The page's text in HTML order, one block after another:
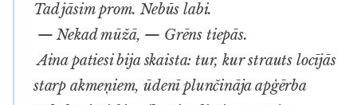
Tad jāsim prom. Nebūs labi.
— Nekad mūžā, — Grēns tiepās.
Aina patiesi bija skaista: tur, kur strauts locījās
starp akmeņiem, ūdenī plunčināja apģērba